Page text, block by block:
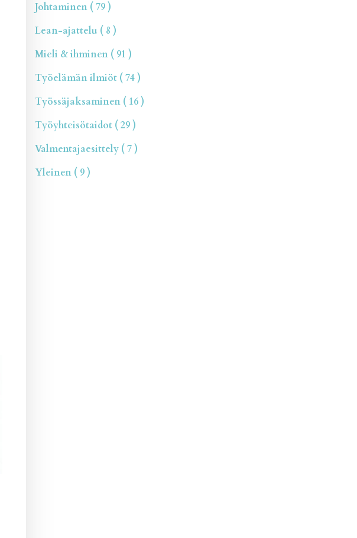
Johtaminen ( 79 )
Lean-ajattelu ( 8 )
Mieli & ihminen ( 91 )
Työelämän ilmiöt ( 74 )
Työssäjaksaminen ( 16 )
Työyhteisötaidot ( 29 )
Valmentajaesittely ( 7 )
Yleinen ( 9 )